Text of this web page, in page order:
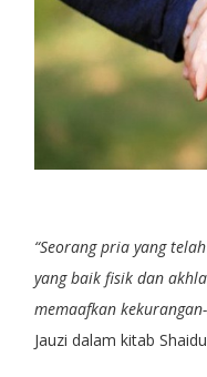
“Seorang pria yang
yang baik fisik dan
memaafkan
Jauzi dalam kitab